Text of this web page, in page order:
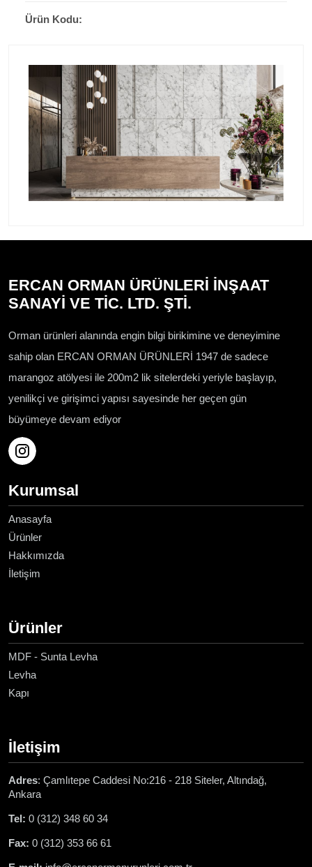
Ürün Kodu:
ERCAN ORMAN ÜRÜNLERİ İNŞAAT
SANAYİ VE TİC. LTD. ŞTİ.
Orman ürünleri alanında engin bilgi birikimine ve deneyimine
sahip olan ERCAN ORMAN ÜRÜNLERİ 1947 de sadece
marangoz atölyesi ile 200m2 lik sitelerdeki yeriyle başlayıp,
yenilikçi ve girişimci yapısı sayesinde her geçen gün
büyümeye devam ediyor
Kurumsal
Anasayfa
Ürünler
Hakkımızda
İletişim
Ürünler
MDF - Sunta Levha
Levha
Kapı
İletişim
Adres: Çamlıtepe Caddesi No:216 - 218 Siteler, Altındağ,
Ankara
Tel: 0 (312) 348 60 34
Fax: 0 (312) 353 66 61